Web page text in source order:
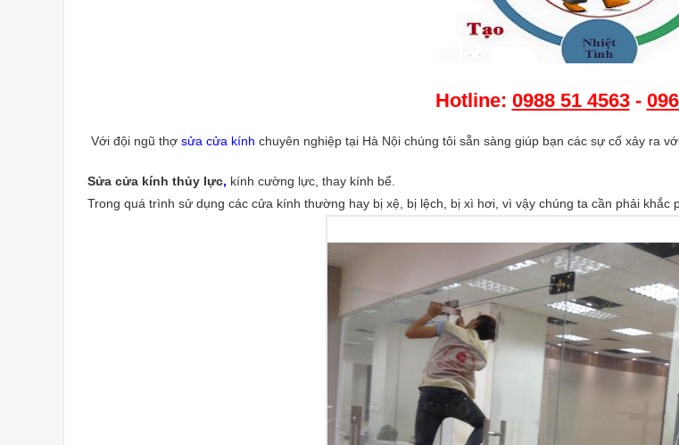
Hotline: 0988 51 4563-
Với đội ngũ thợ sửa cửa kính chuyên nghiệp tại Hà Nội chúng tôi sẵn sàng giúp bạn các sự cố xảy ra
Sửa cửa kính thủy lực, kính cường lực, thay kính bể.
Trong quá trình sử dụng các cửa kính thường hay bị xệ, bị lệch, bị xì hơi, vì vậy chúng ta cần phải khắc